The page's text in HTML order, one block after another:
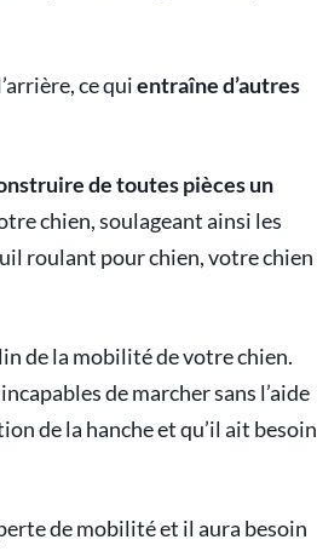
ce quientraîne d’autres
de toutes pièces un
chien, soulageant ainsi les
roulant pour chien, votre chien
de la mobilité de votre chien.
de marcher sans l’aide
de la hanche et qu’il ait besoin
de mobilité et il aura besoin